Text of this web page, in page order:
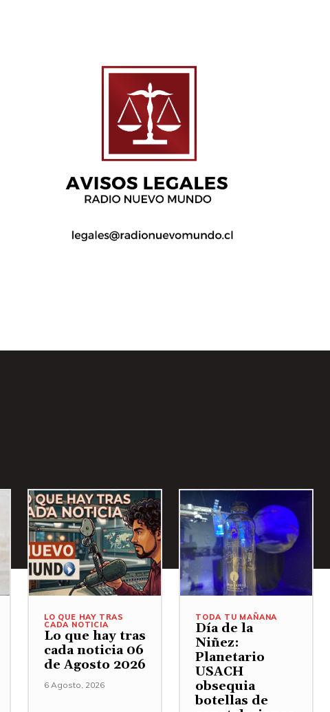
LO QUE HAY TRAS
CADA NOTICIA
Lo que hay tras
cada noticia 06
de Agosto 2026
6 Agosto, 2026
TODA TU MAÑANA
Día de la
Niñez:
Planetario
USACH
obsequia
botellas de